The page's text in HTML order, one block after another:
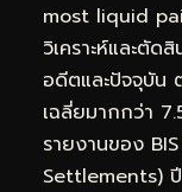
most liquid
วิเคราะห์และตัด
อดีตและปัจจุบัน
เฉลี่ยมากกว่า
รายงานของ
Settlements)